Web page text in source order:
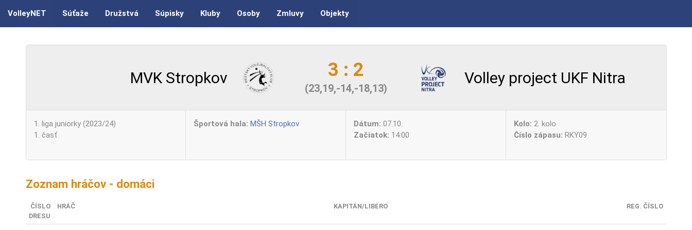
VolleyNET Súťaže Družstvá Súpisky Kluby Osoby Zmluvy Objekty
MVK Stropkov 3 : 2
(23,19,-14,-18,13)
Volley project UKF Nitra
1. liga juniorky (2023/24)
1. časť
Športová hala: MŠH Stropkov Dátum: 07.10.
Začiatok: 14:00
Kolo: 2. kolo
Číslo zápasu: RKY09
Zoznam hráčov - domáci
ČÍSLO
DRESU
HRÁČ KAPITÁN/LIBERO REG. ČÍSLO